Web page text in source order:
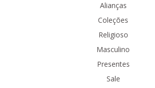
Alianças
Coleções
Religioso
Masculino
Presentes
Sale